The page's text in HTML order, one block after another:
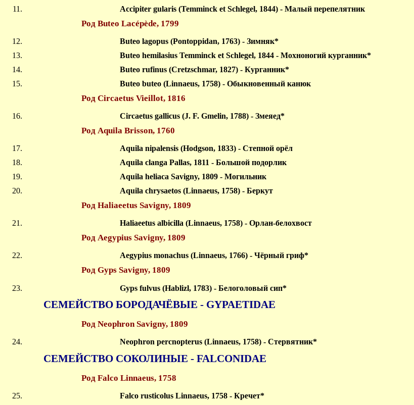
Accipiter gularis (Temminck et Schlegel, 1844) - Малый перепелятник
Род Buteo Lacépède, 1799
Buteo lagopus (Pontoppidan, 1763) - Зимняк*
Buteo hemilasius Temminck et Schlegel, 1844 - Мохноногий курганник*
Buteo rufinus (Cretzschmar, 1827) - Курганник*
Buteo buteo (Linnaeus, 1758) - Обыкновенный канюк
Род Circaetus Vieillot, 1816
Circaetus gallicus (J. F. Gmelin, 1788) - Змеяед*
Род Aquila Brisson, 1760
Aquila nipalensis (Hodgson, 1833) - Степной орёл
Aquila clanga Pallas, 1811 - Большой подорлик
Aquila heliaca Savigny, 1809 - Могильник
Aquila chrysaetos (Linnaeus, 1758) - Беркут
Род Haliaeetus Savigny, 1809
Haliaeetus albicilla (Linnaeus, 1758) - Орлан-белохвост
Род Aegypius Savigny, 1809
Aegypius monachus (Linnaeus, 1766) - Чёрный гриф*
Род Gyps Savigny, 1809
Gyps fulvus (Hablizl, 1783) - Белоголовый сип*
СЕМЕЙСТВО БОРОДАЧЁВЫЕ - GYPAETIDAE
Род Neophron Savigny, 1809
Neophron percnopterus (Linnaeus, 1758) - Стервятник*
СЕМЕЙСТВО СОКОЛИНЫЕ - FALCONIDAE
Род Falco Linnaeus, 1758
Falco rusticolus Linnaeus, 1758 - Кречет*